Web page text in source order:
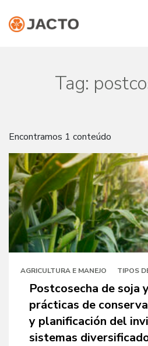
Tag:
Encontramos 1 conteúdo
AGRICULTURA E MANEJO TIPOS
Postcosecha de soja
prácticas de
y planificación del
sistemas